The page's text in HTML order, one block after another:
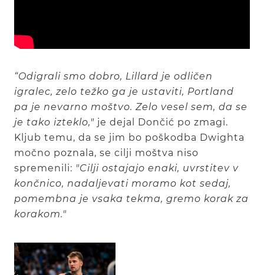
“Odigrali smo dobro, Lillard je odličen
igralec, zelo težko ga je ustaviti, Portland
pa je nevarno moštvo. Zelo vesel sem, da se
je tako izteklo,"je dejal Dončić po zmagi.
Kljub temu, da se jim bo poškodba Dwighta
močno poznala, se cilji moštva niso
spremenili: "Cilji ostajajo enaki, uvrstitev v
končnico, nadaljevati moramo kot sedaj,
pomembna je vsaka tekma, gremo korak za
korakom."